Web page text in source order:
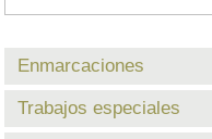
Enmarcaciones
Trabajos especiales